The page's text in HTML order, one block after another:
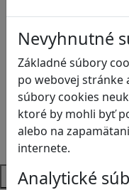
Nevyhnutné
Základné súbory
po webovej stránke
súbory cookies
ktoré by mohli byť
alebo na
internete.
Analytické
Logické myslenie
Ľudské práva a
Motorika a
Programovanie/
Sociálne
Strategické
Zdravie a pohyb
Platformy